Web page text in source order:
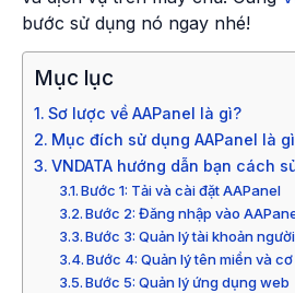
bước sử dụng nó ngay nhé!
Mục lục
Sơ lược về AAPanel là gì?
Mục đích sử dụng AAPanel là
VNDATA hướng dẫn bạn cách
Bước 1: Tải và cài đặt AAPanel
Bước 2: Đăng nhập vào
Bước 3: Quản lý tài khoản
Bước 4: Quản lý tên miền và
Bước 5: Quản lý ứng dụng web